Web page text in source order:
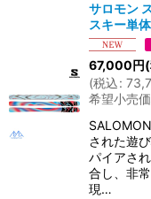
サロモン
スキー単体
67,000円
(税込:
希望小売
された遊
パイアさ
合し、非
現…